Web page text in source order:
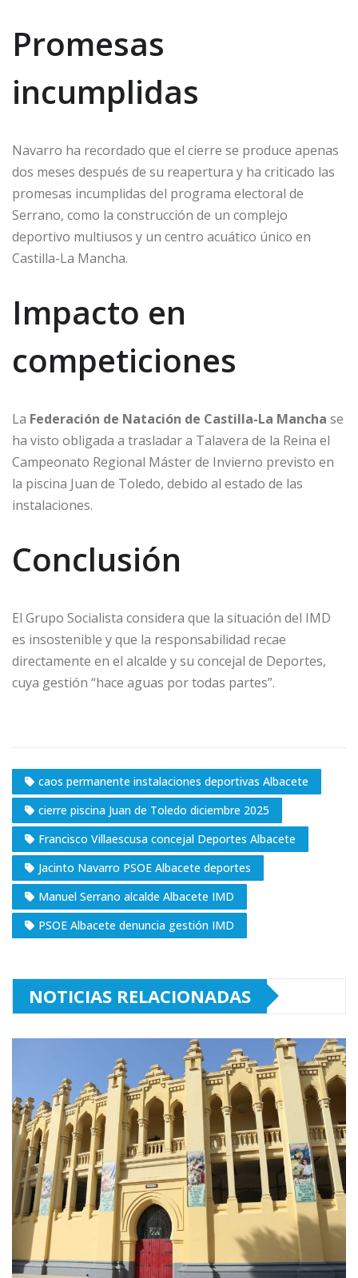
Promesas
incumplidas
Navarro ha recordado que el cierre se produce apenas
dos meses después de su reapertura y ha criticado las
promesas incumplidas del programa electoral de
Serrano, como la construcción de un complejo
deportivo multiusos y un centro acuático único en
Castilla-La Mancha.
Impacto en
competiciones
La Federación de Natación de Castilla-La Mancha se
ha visto obligada a trasladar a Talavera de la Reina el
Campeonato Regional Máster de Invierno previsto en
la piscina Juan de Toledo, debido al estado de las
instalaciones.
Conclusión
El Grupo Socialista considera que la situación del IMD
es insostenible y que la responsabilidad recae
directamente en el alcalde y su concejal de Deportes,
cuya gestión “hace aguas por todas partes”.
caos permanente instalaciones deportivas Albacete
cierre piscina Juan de Toledo diciembre 2025
Francisco Villaescusa concejal Deportes Albacete
Jacinto Navarro PSOE Albacete deportes
Manuel Serrano alcalde Albacete IMD
PSOE Albacete denuncia gestión IMD
NOTICIAS RELACIONADAS